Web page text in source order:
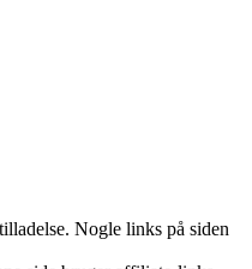
Nogle links på siden